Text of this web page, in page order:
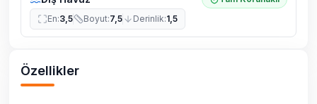
En:3,5 Boyut:7,5 Derinlik:1,5
Özellikler